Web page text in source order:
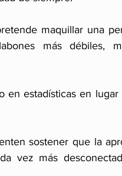
maquillar una
más débiles,
estadísticas en lugar
sostener que la
vez más